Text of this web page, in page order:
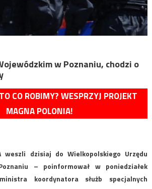
w Poznaniu, chodzi o
CO ROBIMY? WESPRZYJ PROJEKT
MAGNA POLONIA!
weszli dzisiaj do Wielkopolskiego Urzędu
– poinformował w poniedziałek
koordynatora służb specjalnych